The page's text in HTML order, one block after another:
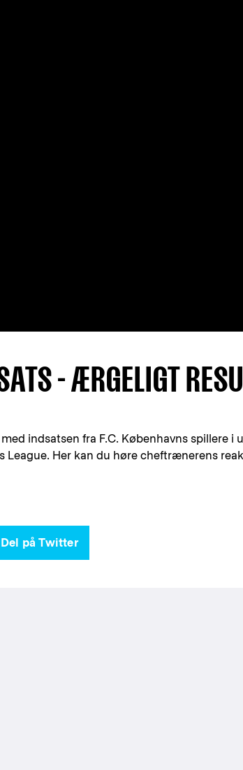
- ÆRGELIGT
indsatsen fra F.C. Københavns spillere i
League. Her kan du høre cheftrænerens
Del på Twitter